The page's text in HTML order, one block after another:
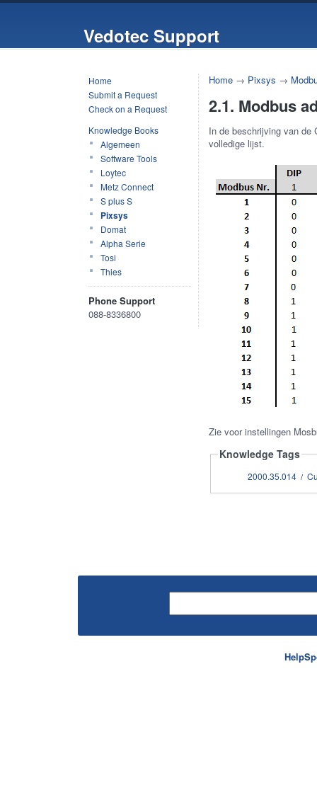
Vedotec Support
Home
Submit a Request
Check on a Request
Knowledge Books
Algemeen
Software Tools
Loytec
Metz Connect
S plus S
Pixsys
Domat
Alpha Serie
Tosi
Thies
Phone Support
088-8336800
Home → Pixsys →
2.1. Modbus
In de beschrijving van de
volledige lijst.
Zie voor instellingen
Knowledge Tags
2000.35.014 /